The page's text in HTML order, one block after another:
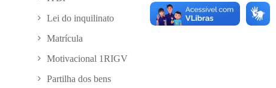
Lei do inquilinato
Matrícula
Motivacional 1RIGV
Partilha dos bens